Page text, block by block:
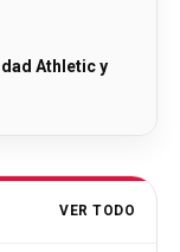
Athletic y
VER TODO